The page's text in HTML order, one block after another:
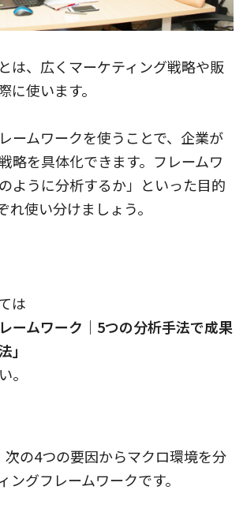
は、広くマーケティング戦略や販
に使います。
ームワークを使うことで、企業が
略を具体化できます。フレームワ
ように分析するか」といった目的
れ使い分けましょう。
は
ームワーク｜5つの分析手法で成果
」
。
次の4つの要因からマクロ環境を分
ングフレームワークです。